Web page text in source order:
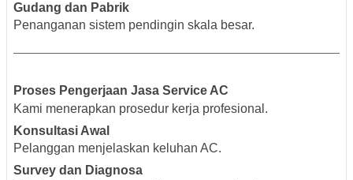
Gudang dan Pabrik
Penanganan sistem pendingin skala besar.
Proses Pengerjaan Jasa Service AC
Kami menerapkan prosedur kerja profesional.
Konsultasi Awal
Pelanggan menjelaskan keluhan AC.
Survey dan Diagnosa